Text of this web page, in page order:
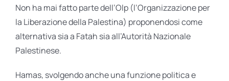
Non ha mai fatto parte dell’Olp (l’Organizzazione per
la Liberazione della Palestina) proponendosi come
alternativa sia a Fatah sia all’Autorità Nazionale
Palestinese.
Hamas, svolgendo anche una funzione politica e